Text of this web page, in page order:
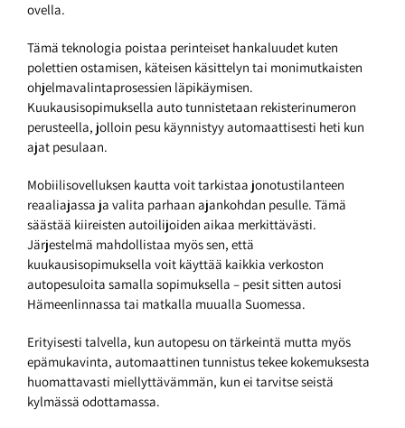
ovella.
Tämä teknologia poistaa perinteiset hankaluudet kuten
polettien ostamisen, käteisen käsittelyn tai monimutkaisten
ohjelmavalintaprosessien läpikäymisen.
Kuukausisopimuksella auto tunnistetaan rekisterinumeron
perusteella, jolloin pesu käynnistyy automaattisesti heti kun
ajat pesulaan.
Mobiilisovelluksen kautta voit tarkistaa jonotustilanteen
reaaliajassa ja valita parhaan ajankohdan pesulle. Tämä
säästää kiireisten autoilijoiden aikaa merkittävästi.
Järjestelmä mahdollistaa myös sen, että
kuukausisopimuksella voit käyttää kaikkia verkoston
autopesuloita samalla sopimuksella – pesit sitten autosi
Hämeenlinnassa tai matkalla muualla Suomessa.
Erityisesti talvella, kun autopesu on tärkeintä mutta myös
epämukavinta, automaattinen tunnistus tekee kokemuksesta
huomattavasti miellyttävämmän, kun ei tarvitse seistä
kylmässä odottamassa.